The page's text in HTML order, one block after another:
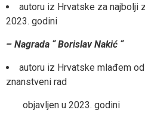
autoru iz Hrvatske za najbolji
2023. godini
– Nagrada “ Borislav Nakić “
autoru iz Hrvatske mlađem
znanstveni rad
objavljen u 2023. godini